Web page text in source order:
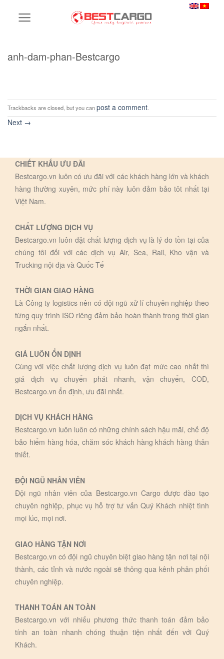
anh-dam-phan-Bestcargo
Trackbacks are closed, but you canpost a comment.
Next →
CHIẾT KHẤU ƯU ĐÃI
Bestcargo.vn luôn có ưu đãi với các khách hàng lớn và khách
hàng thường xuyên, mức phí này luôn đảm bảo tôt nhất tại
Việt Nam.
CHẤT LƯỢNG DỊCH VỤ
Bestcargo.vn luôn đặt chất lượng dịch vụ là lý do tồn tại của
chúng tôi đối với các dịch vụ Air, Sea, Rail, Kho vận và
Trucking nội địa và Quốc Tế
THỜI GIAN GIAO HÀNG
Là Công ty logistics nên có đội ngũ xử lí chuyên nghiệp theo
từng quy trình ISO riêng đảm bảo hoàn thành trong thời gian
ngắn nhất.
GIÁ LUÔN ỔN ĐỊNH
Cùng với việc chất lượng dịch vụ luôn đạt mức cao nhất thì
giá dịch vụ chuyển phát nhanh, vận chuyển, COD,
Bestcargo.vn ổn định, ưu đãi nhất.
DỊCH VỤ KHÁCH HÀNG
Bestcargo.vn luôn luôn có những chính sách hậu mãi, chế độ
bảo hiểm hàng hóa, chăm sóc khách hàng khách hàng thân
thiết.
ĐỘI NGŨ NHÂN VIÊN
Đội ngũ nhân viên của Bestcargo.vn Cargo được đào tạo
chuyên nghiệp, phục vụ hỗ trợ tư vấn Quý Khách nhiệt tình
mọi lúc, mọi nơi.
GIAO HÀNG TẬN NƠI
Bestcargo.vn có đội ngũ chuyên biệt giao hàng tận nơi tại nội
thành, các tỉnh và nước ngoài sẽ thông qua kênh phân phối
chuyên nghiệp.
THANH TOÁN AN TOÀN
Bestcargo.vn với nhiếu phương thức thanh toán đảm bảo
tính an toàn nhanh chóng thuận tiện nhất đến với Quý
Khách.